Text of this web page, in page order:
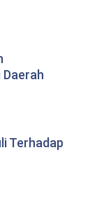
Terhadap